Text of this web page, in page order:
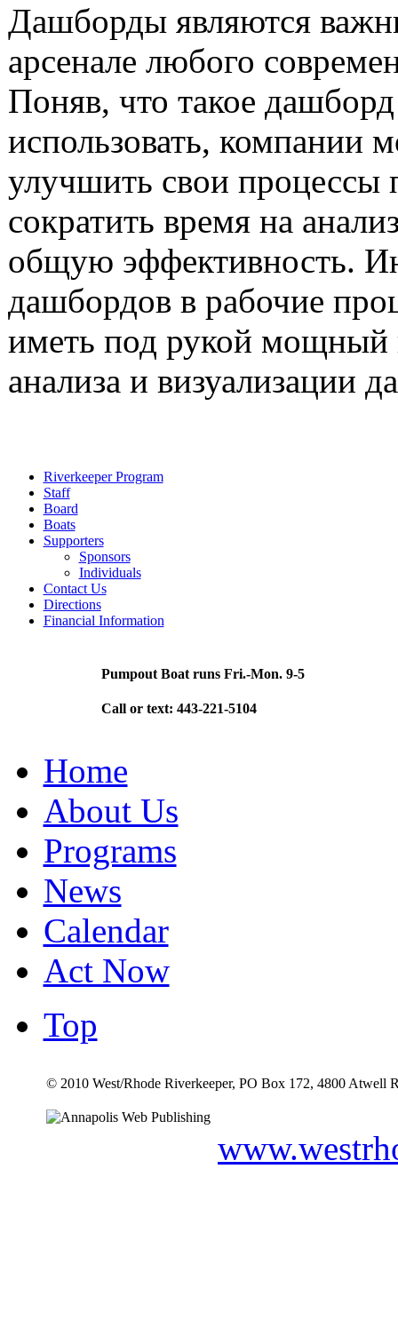
Дашборды являются
арсенале любого
Поняв, что такое
использовать, компании
улучшить свои процессы
сократить время на
общую эффективность.
дашбордов в рабочие
иметь под рукой мощный
анализа и визуализации
Riverkeeper Program
Staff
Board
Boats
Supporters
Sponsors
Individuals
Contact Us
Directions
Financial Information
Pumpout Boat runs Fri.-Mon. 9-5
Call or text: 443-221-5104
Home
About Us
Programs
News
Calendar
Act Now
Top
© 2010 West/Rhode Riverkeeper, PO Box 172, 4800 Atwell